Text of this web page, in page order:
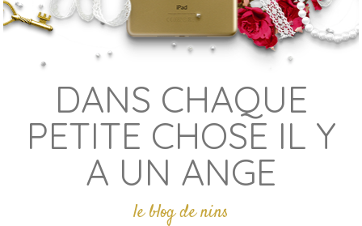
DANS CHAQUE
PETITE CHOSE IL Y
A UN ANGE
le blog de nins